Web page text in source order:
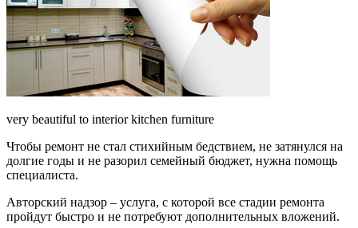
very beautiful to interior kitchen furniture
Чтобы ремонт не стал стихийным бедствием, не затянулся на
долгие годы и не разорил семейный бюджет, нужна помощь
специалиста.
Авторский надзор – услуга, с которой все стадии ремонта
пройдут быстро и не потребуют дополнительных вложений.